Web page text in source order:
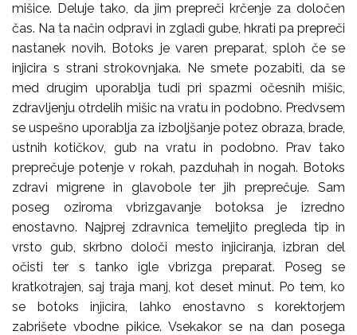
mišice. Deluje tako, da jim prepreči krčenje za določen
čas. Na ta način odpravi in zgladi gube, hkrati pa prepreči
nastanek novih. Botoks je varen preparat, sploh če se
injicira s strani strokovnjaka. Ne smete pozabiti, da se
med drugim uporablja tudi pri spazmi očesnih mišic,
zdravljenju otrdelih mišic na vratu in podobno. Predvsem
se uspešno uporablja za izboljšanje potez obraza, brade,
ustnih kotičkov, gub na vratu in podobno. Prav tako
preprečuje potenje v rokah, pazduhah in nogah. Botoks
zdravi migrene in glavobole ter jih preprečuje. Sam
poseg oziroma vbrizgavanje botoksa je izredno
enostavno. Najprej zdravnica temeljito pregleda tip in
vrsto gub, skrbno določi mesto injiciranja, izbran del
očisti ter s tanko igle vbrizga preparat. Poseg se
kratkotrajen, saj traja manj, kot deset minut. Po tem, ko
se botoks injicira, lahko enostavno s korektorjem
zabrišete vbodne pikice. Vsekakor se na dan posega